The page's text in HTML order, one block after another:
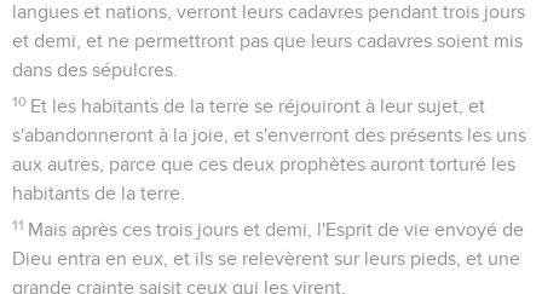
langues et nations, verront leurs cadavres pendant trois jours
et demi, et ne permettront pas que leurs cadavres soient mis
dans des sépulcres.
10 Et les habitants de la terre se réjouiront à leur sujet, et
s'abandonneront à la joie, et s'enverront des présents les uns
aux autres, parce que ces deux prophètes auront torturé les
habitants de la terre.
11 Mais après ces trois jours et demi, l'Esprit de vie envoyé de
Dieu entra en eux, et ils se relevèrent sur leurs pieds, et une
grande crainte saisit ceux qui les virent,